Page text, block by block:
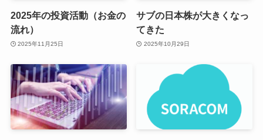
2025年の投資活動（お金の
流れ）
2025年11月25日
サブの日本株が大きくなっ
てきた
2025年10月29日